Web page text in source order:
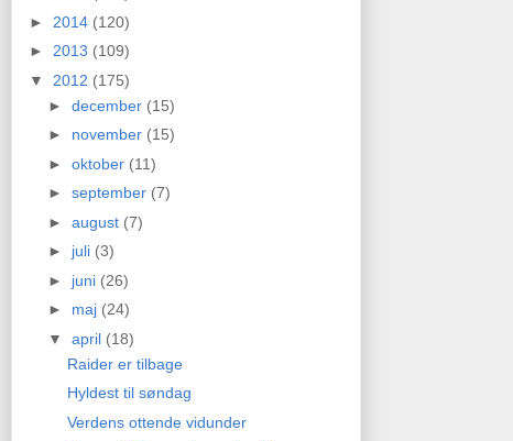
► 2014 (120)
► 2013 (109)
▼ 2012 (175)
► december (15)
► november (15)
► oktober (11)
► september (7)
► august (7)
► juli (3)
► juni (26)
► maj (24)
▼ april (18)
Raider er tilbage
Hyldest til søndag
Verdens ottende vidunder